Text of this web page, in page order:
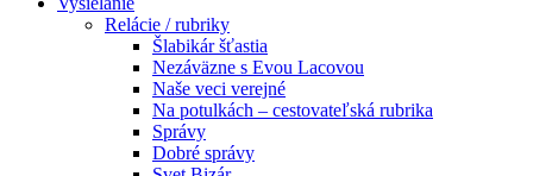
Relácie / rubriky
Šlabikár šťastia
Nezáväzne s Evou Lacovou
Naše veci verejné
Na potulkách – cestovateľská rubrika
Správy
Dobré správy